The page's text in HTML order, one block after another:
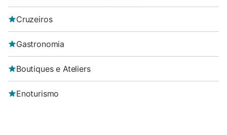
Cruzeiros
Gastronomia
Boutiques e Ateliers
Enoturismo